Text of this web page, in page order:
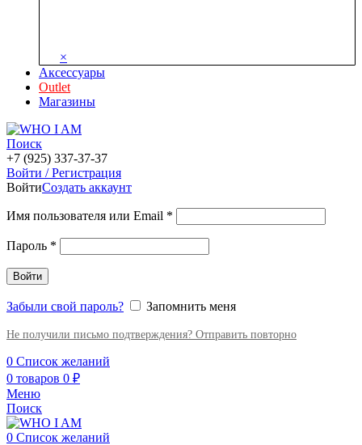
×
Аксессуары
Outlet
Магазины
Поиск
+7 (925) 337-37-37
Войти / Регистрация
ВойтиСоздать аккаунт
Имя пользователя или Email *
Пароль *
Войти
Забыли свой пароль? Запомнить меня
Не получили письмо подтверждения? Отправить повторно
0 Список желаний
0 товаров 0 ₽
Меню
Поиск
0 Список желаний